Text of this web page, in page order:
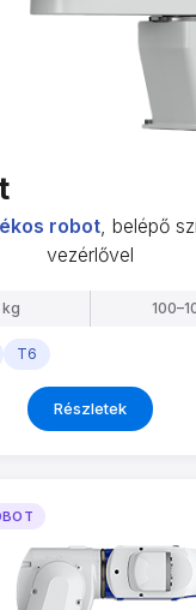
robot, belépő
vezérlővel
T6
Részletek